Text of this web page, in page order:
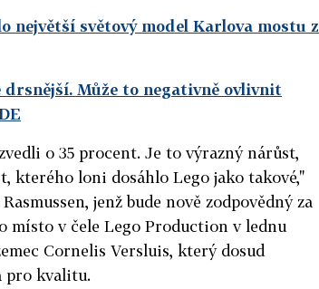
největší světový model Karlova mostu z
drsnější. Může to negativně ovlivnit
o 35 procent. Je to výrazný nárůst,
kterého loni dosáhlo Lego jako takové,"
jenž bude nově zodpovědný za
místo v čele Lego Production v lednu
Cornelis Versluis, který dosud
pro kvalitu.